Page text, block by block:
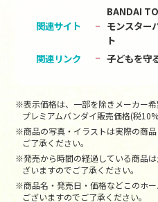
関連サイト
BANDAI
モンスター
ト
関連リンク
子どもを守
※表示価格は、一部を除きメーカー希
プレミアムバンダイ販売価格(税10%
※商品の写真・イラストは実際の商
ご了承ください。
※発売から時間の経過している商品
ざいますのでご了承ください。
※商品名・発売日・価格などこのホ
ございますのでご了承ください。